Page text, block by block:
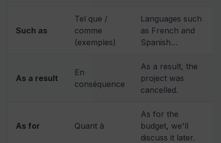
Such as
Tel que /
comme
(exemples)
Languages such
as French and
Spanish…
As a result
En
conséquence
As a result, the
project was
cancelled.
As for Quant à
As for the
budget, we'll
discuss it later.